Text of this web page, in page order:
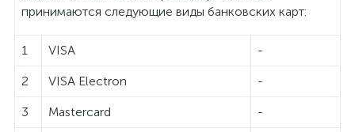
принимаются следующие виды банковских карт:
1 VISA -
2 VISA Electron -
3 Mastercard -